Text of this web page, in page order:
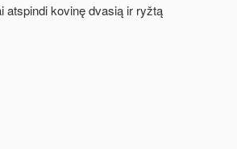
atspindi kovinę dvasią ir ryžtą